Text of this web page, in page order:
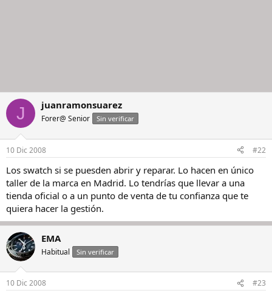
J juanramonsuarez
Forer@ Senior Sin verificar
10 Dic 2008 #22
Los swatch si se puesden abrir y reparar. Lo hacen en único
taller de la marca en Madrid. Lo tendrías que llevar a una
tienda oficial o a un punto de venta de tu confianza que te
quiera hacer la gestión.
EMA
Habitual Sin verificar
10 Dic 2008 #23